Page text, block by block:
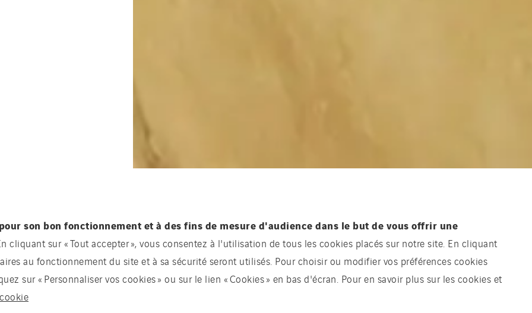
son bon fonctionnement et à des fins de mesure d'audience dans le but de vous offrir une
cliquant sur « Tout accepter », vous consentez à l'utilisation de tous les cookies placés sur notre site. En cliquant
au fonctionnement du site et à sa sécurité seront utilisés. Pour choisir ou modifier vos préférences cookies
sur « Personnaliser vos cookies » ou sur le lien « Cookies » en bas d'écran. Pour en savoir plus sur les cookies et